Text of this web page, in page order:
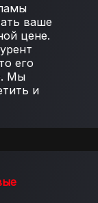
ваше
цене.
его
Мы
и